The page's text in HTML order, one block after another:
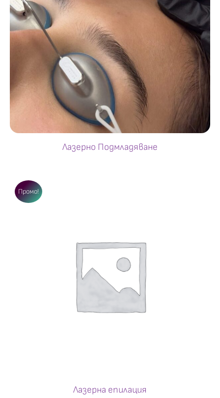
Лазерно Подмладяване
Промо!
Лазерна епилация